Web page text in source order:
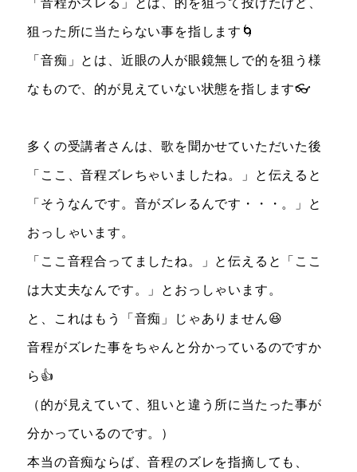
狙った所に当たらない事を指します🌀
「音痴」とは、近眼の人が眼鏡無しで的を狙う様
なもので、的が見えていない状態を指します👓
多くの受講者さんは、歌を聞かせていただいた後
「ここ、音程ズレちゃいましたね。」と伝えると
「そうなんです。音がズレるんです・・・。」と
おっしゃいます。
「ここ音程合ってましたね。」と伝えると「ここ
は大丈夫なんです。」とおっしゃいます。
と、これはもう「音痴」じゃありません😆
音程がズレた事をちゃんと分かっているのですか
ら👍
（的が見えていて、狙いと違う所に当たった事が
分かっているのです。）
本当の音痴ならば、音程のズレを指摘しても、